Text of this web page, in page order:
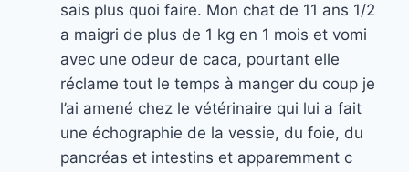
sais plus quoi faire. Mon chat de 11 ans 1/2
a maigri de plus de 1 kg en 1 mois et vomi
avec une odeur de caca, pourtant elle
réclame tout le temps à manger du coup je
l’ai amené chez le vétérinaire qui lui a fait
une échographie de la vessie, du foie, du
pancréas et intestins et apparemment c